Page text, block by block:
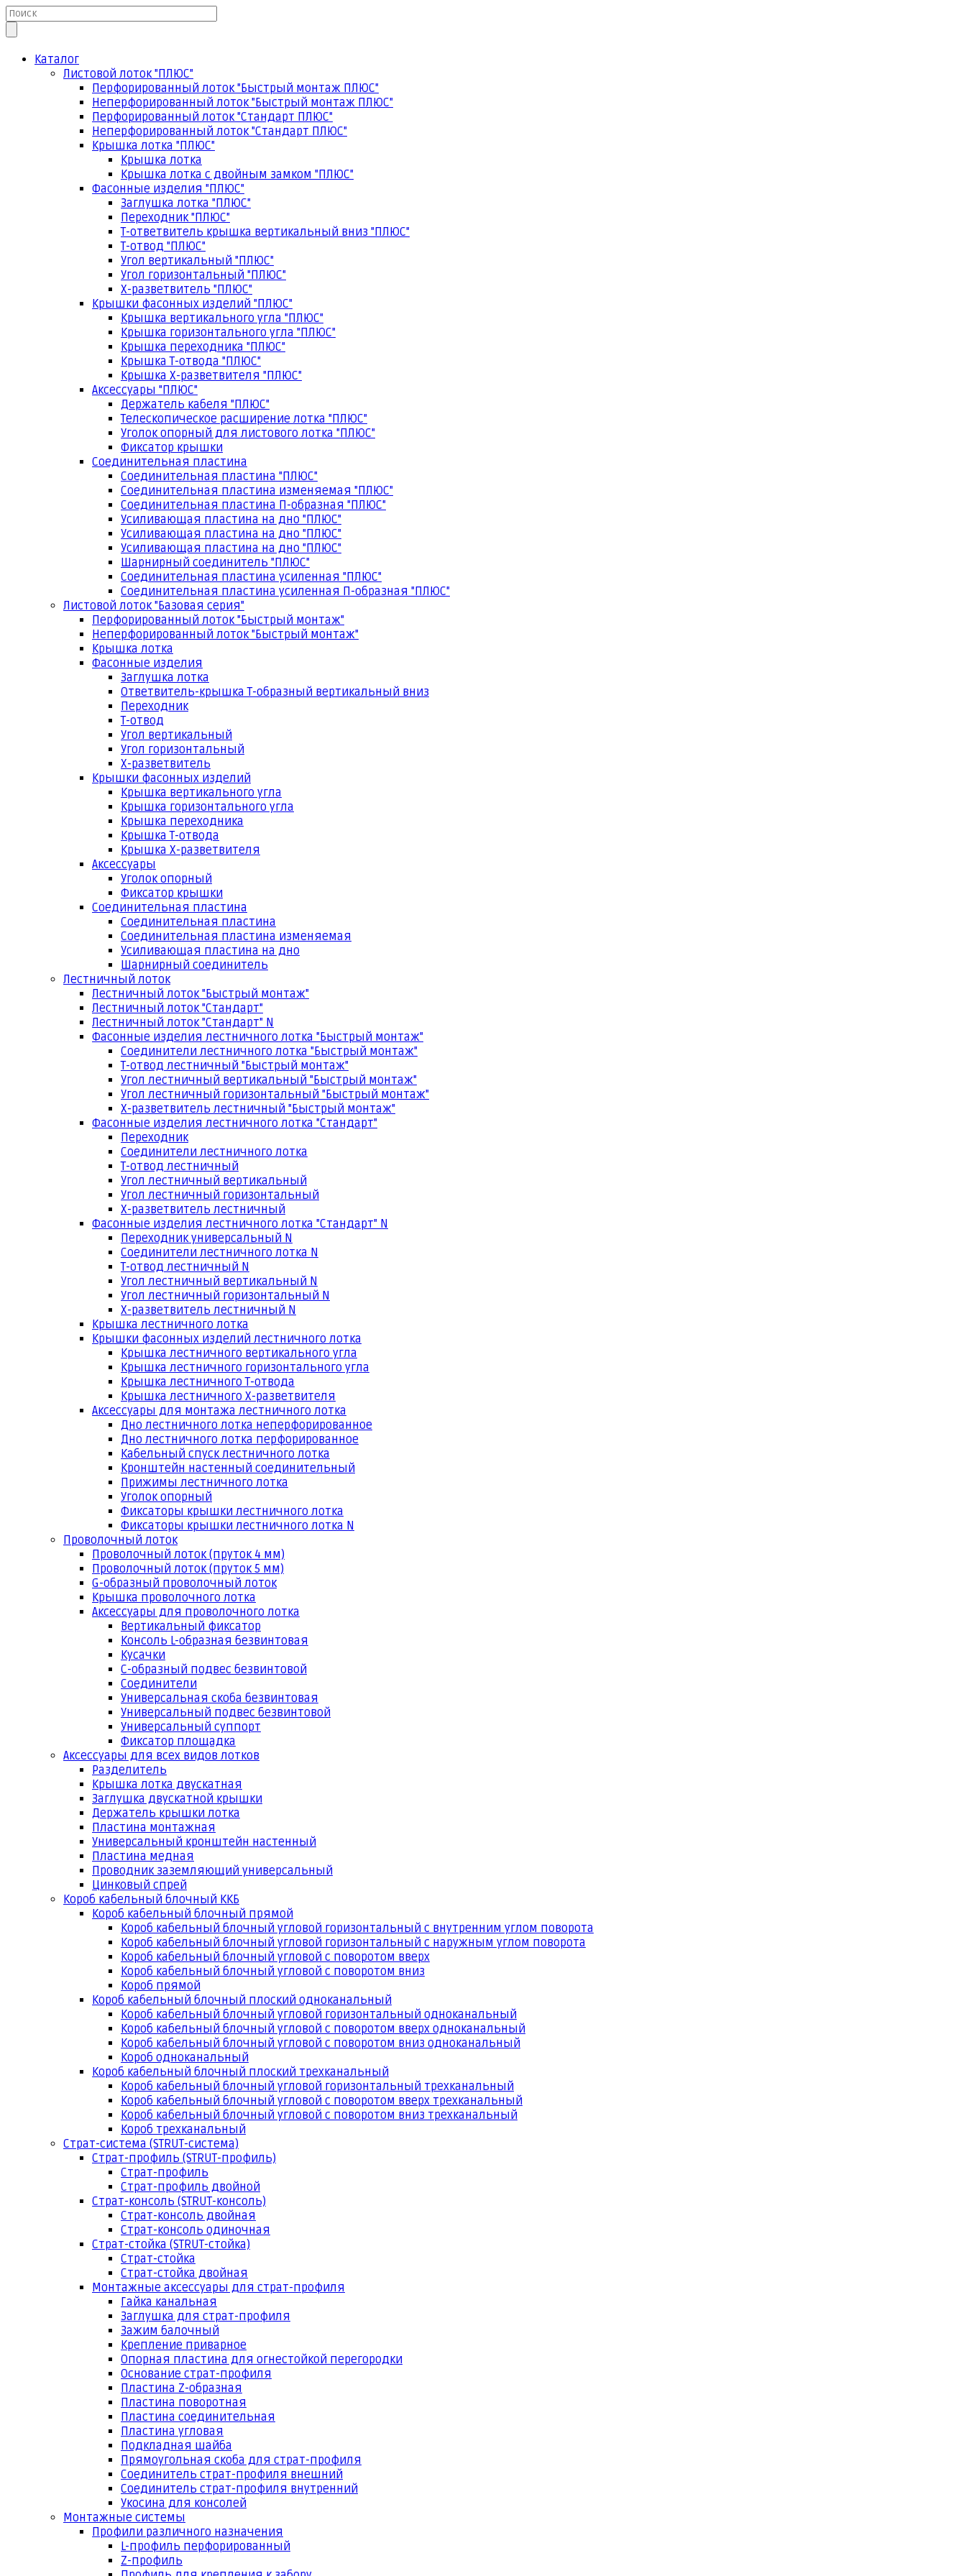
Каталог
Листовой лоток "ПЛЮС"
Перфорированный лоток "Быстрый монтаж ПЛЮС"
Неперфорированный лоток "Быстрый монтаж ПЛЮС"
Перфорированный лоток "Стандарт ПЛЮС"
Неперфорированный лоток "Стандарт ПЛЮС"
Крышка лотка "ПЛЮС"
Крышка лотка
Крышка лотка с двойным замком "ПЛЮС"
Фасонные изделия "ПЛЮС"
Заглушка лотка "ПЛЮС"
Переходник "ПЛЮС"
Т-ответвитель крышка вертикальный вниз "ПЛЮС"
Т-отвод "ПЛЮС"
Угол вертикальный "ПЛЮС"
Угол горизонтальный "ПЛЮС"
Х-разветвитель "ПЛЮС"
Крышки фасонных изделий "ПЛЮС"
Крышка вертикального угла "ПЛЮС"
Крышка горизонтального угла "ПЛЮС"
Крышка переходника "ПЛЮС"
Крышка Т-отвода "ПЛЮС"
Крышка Х-разветвителя "ПЛЮС"
Аксессуары "ПЛЮС"
Держатель кабеля "ПЛЮС"
Телескопическое расширение лотка "ПЛЮС"
Уголок опорный для листового лотка "ПЛЮС"
Фиксатор крышки
Соединительная пластина
Соединительная пластина "ПЛЮС"
Соединительная пластина изменяемая "ПЛЮС"
Соединительная пластина П-образная "ПЛЮС"
Усиливающая пластина на дно "ПЛЮС"
Усиливающая пластина на дно "ПЛЮС"
Усиливающая пластина на дно "ПЛЮС"
Шарнирный соединитель "ПЛЮС"
Соединительная пластина усиленная "ПЛЮС"
Соединительная пластина усиленная П-образная "ПЛЮС"
Листовой лоток "Базовая серия"
Перфорированный лоток "Быстрый монтаж"
Неперфорированный лоток "Быстрый монтаж"
Крышка лотка
Фасонные изделия
Заглушка лотка
Ответвитель-крышка Т-образный вертикальный вниз
Переходник
Т-отвод
Угол вертикальный
Угол горизонтальный
Х-разветвитель
Крышки фасонных изделий
Крышка вертикального угла
Крышка горизонтального угла
Крышка переходника
Крышка Т-отвода
Крышка Х-разветвителя
Аксессуары
Уголок опорный
Фиксатор крышки
Соединительная пластина
Соединительная пластина
Соединительная пластина изменяемая
Усиливающая пластина на дно
Шарнирный соединитель
Лестничный лоток
Лестничный лоток "Быстрый монтаж"
Лестничный лоток "Стандарт"
Лестничный лоток "Стандарт" N
Фасонные изделия лестничного лотка "Быстрый монтаж"
Соединители лестничного лотка "Быстрый монтаж"
Т-отвод лестничный "Быстрый монтаж"
Угол лестничный вертикальный "Быстрый монтаж"
Угол лестничный горизонтальный "Быстрый монтаж"
Х-разветвитель лестничный "Быстрый монтаж"
Фасонные изделия лестничного лотка "Стандарт"
Переходник
Соединители лестничного лотка
Т-отвод лестничный
Угол лестничный вертикальный
Угол лестничный горизонтальный
Х-разветвитель лестничный
Фасонные изделия лестничного лотка "Стандарт" N
Переходник универсальный N
Соединители лестничного лотка N
Т-отвод лестничный N
Угол лестничный вертикальный N
Угол лестничный горизонтальный N
Х-разветвитель лестничный N
Крышка лестничного лотка
Крышки фасонных изделий лестничного лотка
Крышка лестничного вертикального угла
Крышка лестничного горизонтального угла
Крышка лестничного Т-отвода
Крышка лестничного Х-разветвителя
Аксессуары для монтажа лестничного лотка
Дно лестничного лотка неперфорированное
Дно лестничного лотка перфорированное
Кабельный спуск лестничного лотка
Кронштейн настенный соединительный
Прижимы лестничного лотка
Уголок опорный
Фиксаторы крышки лестничного лотка
Фиксаторы крышки лестничного лотка N
Проволочный лоток
Проволочный лоток (пруток 4 мм)
Проволочный лоток (пруток 5 мм)
G-образный проволочный лоток
Крышка проволочного лотка
Аксессуары для проволочного лотка
Вертикальный фиксатор
Консоль L-образная безвинтовая
Кусачки
С-образный подвес безвинтовой
Соединители
Универсальная скоба безвинтовая
Универсальный подвес безвинтовой
Универсальный суппорт
Фиксатор площадка
Аксессуары для всех видов лотков
Разделитель
Крышка лотка двускатная
Заглушка двускатной крышки
Держатель крышки лотка
Пластина монтажная
Универсальный кронштейн настенный
Пластина медная
Проводник заземляющий универсальный
Цинковый спрей
Короб кабельный блочный ККБ
Короб кабельный блочный прямой
Короб кабельный блочный угловой горизонтальный с внутренним углом поворота
Короб кабельный блочный угловой горизонтальный с наружным углом поворота
Короб кабельный блочный угловой с поворотом вверх
Короб кабельный блочный угловой с поворотом вниз
Короб прямой
Короб кабельный блочный плоский одноканальный
Короб кабельный блочный угловой горизонтальный одноканальный
Короб кабельный блочный угловой с поворотом вверх одноканальный
Короб кабельный блочный угловой с поворотом вниз одноканальный
Короб одноканальный
Короб кабельный блочный плоский трехканальный
Короб кабельный блочный угловой горизонтальный трехканальный
Короб кабельный блочный угловой с поворотом вверх трехканальный
Короб кабельный блочный угловой с поворотом вниз трехканальный
Короб трехканальный
Страт-система (STRUT-система)
Страт-профиль (STRUT-профиль)
Страт-профиль
Страт-профиль двойной
Страт-консоль (STRUT-консоль)
Страт-консоль двойная
Страт-консоль одиночная
Страт-стойка (STRUT-стойка)
Страт-стойка
Страт-стойка двойная
Монтажные аксессуары для страт-профиля
Гайка канальная
Заглушка для страт-профиля
Зажим балочный
Крепление приварное
Опорная пластина для огнестойкой перегородки
Основание страт-профиля
Пластина Z-образная
Пластина поворотная
Пластина соединительная
Пластина угловая
Подкладная шайба
Прямоугольная скоба для страт-профиля
Соединитель страт-профиля внешний
Соединитель страт-профиля внутренний
Укосина для консолей
Монтажные системы
Профили различного назначения
L-профиль перфорированный
Z-профиль